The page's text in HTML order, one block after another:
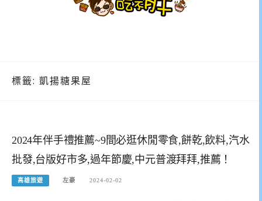
標籤: 凱揚糖果屋
2024年伴手禮推薦~9間必逛休閒零食,餅乾,飲料,汽水
批發,台版好市多,過年節慶,中元普渡拜拜,推薦！
高雄旅遊 左豪 2024-02-02